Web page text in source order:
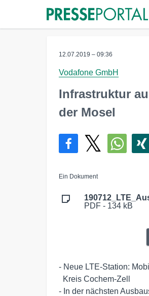
12.07.2019 – 09:36
Vodafone GmbH
Infrastruktur
der Mosel
Ein Dokument
PDF - 134 kB
- Neue LTE-Station:
- In der nächsten